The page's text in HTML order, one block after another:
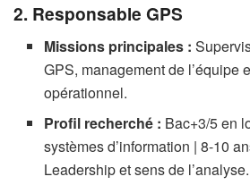
2. Responsable GPS
Missions principales :
GPS, management de l’équipe
opérationnel.
Profil recherché : Bac+3/5 en
systèmes d’information | 8-10
Leadership et sens de l’analyse.